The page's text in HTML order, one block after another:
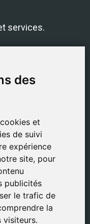
des
et
de suivi
expérience
site, pour
publicités
le trafic de
la
visiteurs.
des
et
de suivi
expérience
site, pour
publicités
le trafic de
la
visiteurs.
services.